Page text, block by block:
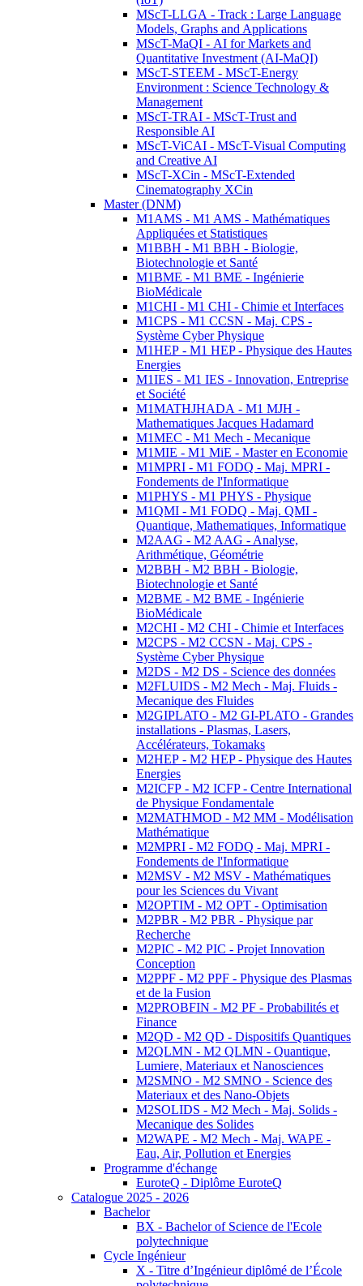
MScT-LLGA - Track : Large Language
Models, Graphs and Applications
MScT-MaQI - AI for Markets and
Quantitative Investment (AI-MaQI)
MScT-STEEM - MScT-Energy
Environment : Science Technology &
Management
MScT-TRAI - MScT-Trust and
Responsible AI
MScT-ViCAI - MScT-Visual Computing
and Creative AI
MScT-XCin - MScT-Extended
Cinematography XCin
Master (DNM)
M1AMS - M1 AMS - Mathématiques
Appliquées et Statistiques
M1BBH - M1 BBH - Biologie,
Biotechnologie et Santé
M1BME - M1 BME - Ingénierie
BioMédicale
M1CHI - M1 CHI - Chimie et Interfaces
M1CPS - M1 CCSN - Maj. CPS -
Système Cyber Physique
M1HEP - M1 HEP - Physique des Hautes
Energies
M1IES - M1 IES - Innovation, Entreprise
et Société
M1MATHJHADA - M1 MJH -
Mathematiques Jacques Hadamard
M1MEC - M1 Mech - Mecanique
M1MIE - M1 MiE - Master en Economie
M1MPRI - M1 FODQ - Maj. MPRI -
Fondements de l'Informatique
M1PHYS - M1 PHYS - Physique
M1QMI - M1 FODQ - Maj. QMI -
Quantique, Mathematiques, Informatique
M2AAG - M2 AAG - Analyse,
Arithmétique, Géométrie
M2BBH - M2 BBH - Biologie,
Biotechnologie et Santé
M2BME - M2 BME - Ingénierie
BioMédicale
M2CHI - M2 CHI - Chimie et Interfaces
M2CPS - M2 CCSN - Maj. CPS -
Système Cyber Physique
M2DS - M2 DS - Science des données
M2FLUIDS - M2 Mech - Maj. Fluids -
Mecanique des Fluides
M2GIPLATO - M2 GI-PLATO - Grandes
installations - Plasmas, Lasers,
Accélérateurs, Tokamaks
M2HEP - M2 HEP - Physique des Hautes
Energies
M2ICFP - M2 ICFP - Centre International
de Physique Fondamentale
M2MATHMOD - M2 MM - Modélisation
Mathématique
M2MPRI - M2 FODQ - Maj. MPRI -
Fondements de l'Informatique
M2MSV - M2 MSV - Mathématiques
pour les Sciences du Vivant
M2OPTIM - M2 OPT - Optimisation
M2PBR - M2 PBR - Physique par
Recherche
M2PIC - M2 PIC - Projet Innovation
Conception
M2PPF - M2 PPF - Physique des Plasmas
et de la Fusion
M2PROBFIN - M2 PF - Probabilités et
Finance
M2QD - M2 QD - Dispositifs Quantiques
M2QLMN - M2 QLMN - Quantique,
Lumiere, Materiaux et Nanosciences
M2SMNO - M2 SMNO - Science des
Materiaux et des Nano-Objets
M2SOLIDS - M2 Mech - Maj. Solids -
Mecanique des Solides
M2WAPE - M2 Mech - Maj. WAPE -
Eau, Air, Pollution et Energies
Programme d'échange
EuroteQ - Diplôme EuroteQ
Catalogue 2025 - 2026
Bachelor
BX - Bachelor of Science de l'Ecole
polytechnique
Cycle Ingénieur
X - Titre d’Ingénieur diplômé de l’École